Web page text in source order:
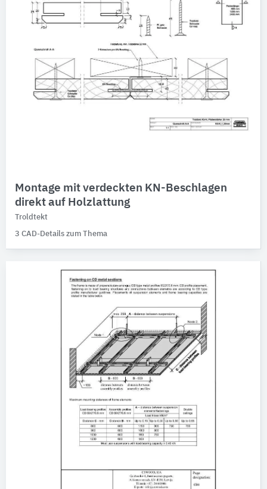
Montage mit verdeckten KN-Beschlagen
direkt auf Holzlattung
Troldtekt
3 CAD-Details zum Thema